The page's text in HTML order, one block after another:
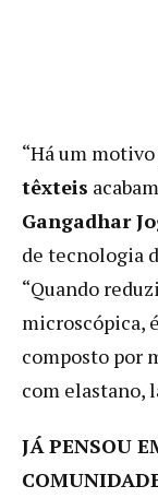
“Há um
têxteis
Gangadhar
de tecnologia
“Quando
microscópica,
composto por
com elastano,
JÁ PENSOU